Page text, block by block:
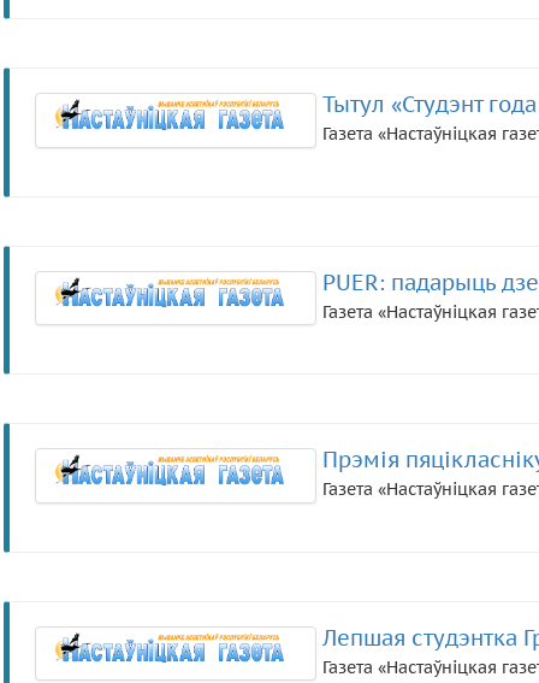
Тытул «Студэнт
Газета «Настаўніцкая
PUER: падарыць
Газета «Настаўніцкая
Прэмія
Газета «Настаўніцкая
Лепшая студэнтка
Газета «Настаўніцкая